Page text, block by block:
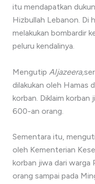
itu mendapatkan
Hizbullah Lebanon. Di
melakukan bombardir
peluru kendalinya.
Mengutip Aljazeera,
dilakukan oleh Hamas
korban. Diklaim korban
600-an orang.
Sementara itu,
oleh Kementerian
korban jiwa dari warga
orang sampai pada